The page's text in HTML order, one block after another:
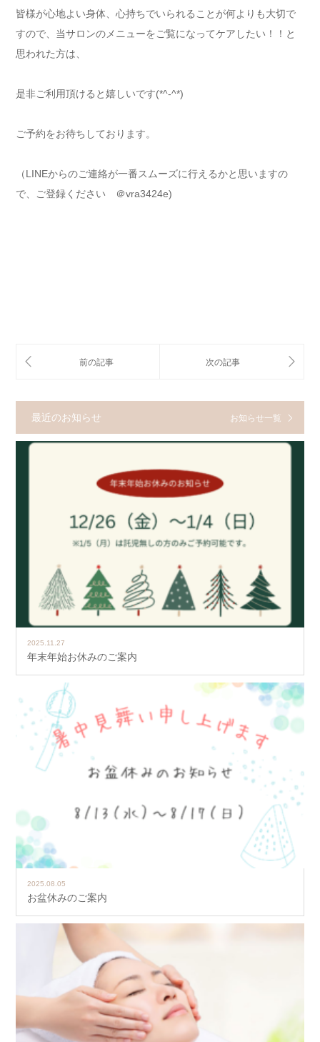
皆様が心地よい身体、心持ちでいられることが何よりも大切で
すので、当サロンのメニューをご覧になってケアしたい！！と
思われた方は、
是非ご利用頂けると嬉しいです(*^-^*)
ご予約をお待ちしております。
（LINEからのご連絡が一番スムーズに行えるかと思いますの
で、ご登録ください ＠vra3424e)
最近のお知らせ お知らせ一覧
2025.11.27
年末年始お休みのご案内
2025.08.05
お盆休みのご案内